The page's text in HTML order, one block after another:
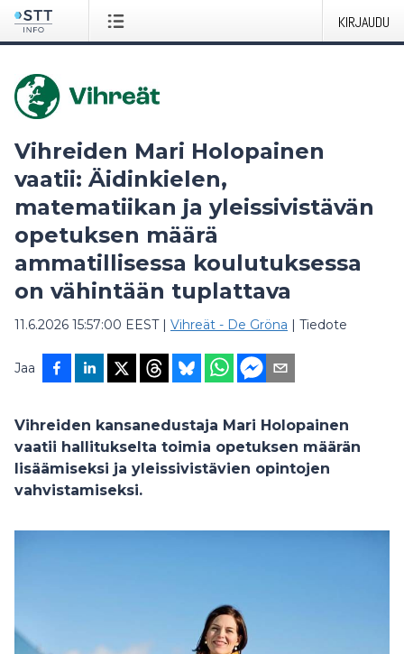
KIRJAUDU
Vihreiden Mari Holopainen
vaatii: Äidinkielen,
matematiikan ja yleissivistävän
opetuksen määrä
ammatillisessa koulutuksessa
on vähintään tuplattava
11.6.2026 15:57:00 EEST| Vihreät - De Gröna | Tiedote
Jaa
Vihreiden kansanedustaja Mari Holopainen
vaatii hallitukselta toimia opetuksen määrän
lisäämiseksi ja yleissivistävien opintojen
vahvistamiseksi.